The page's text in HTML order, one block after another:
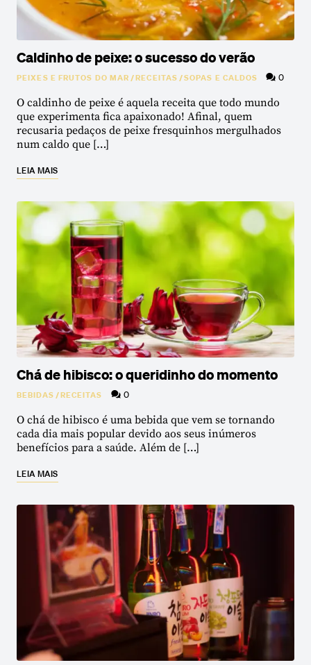
Caldinho de peixe: o sucesso do verão
PEIXES E FRUTOS DO MAR/RECEITAS/SOPAS E CALDOS 0
O caldinho de peixe é aquela receita que todo mundo
que experimenta fica apaixonado! Afinal, quem
recusaria pedaços de peixe fresquinhos mergulhados
num caldo que […]
LEIA MAIS
Chá de hibisco: o queridinho do momento
BEBIDAS/RECEITAS 0
O chá de hibisco é uma bebida que vem se tornando
cada dia mais popular devido aos seus inúmeros
benefícios para a saúde. Além de […]
LEIA MAIS